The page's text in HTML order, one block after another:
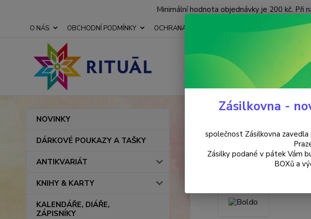
Minimální hodnota objednávky je 200 kč. Při
O NÁS OBCHODNÍ PODMÍNKY OCHRANA OSOBNÍCH ÚDAJŮ KONTAKTY
NOVINKY
DÁRKOVÉ POUKAZY A TAŠKY
ANTIKVARIÁT
KNIHY & KARTY
KALENDÁŘE, DIÁŘE,
ZÁPISNÍKY
VYKUŘOVÁNÍ Boldo
Boldo
Zásilkovna -
společnost Zásilkovna
Zásilky podané v pátek Vám
BOXů a